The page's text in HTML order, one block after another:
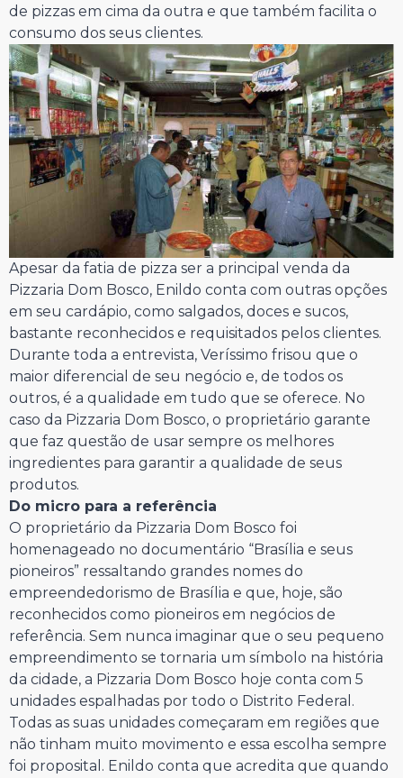
de pizzas em cima da outra e que também facilita o
consumo dos seus clientes.
Apesar da fatia de pizza ser a principal venda da
Pizzaria Dom Bosco, Enildo conta com outras opções
em seu cardápio, como salgados, doces e sucos,
bastante reconhecidos e requisitados pelos clientes.
Durante toda a entrevista, Veríssimo frisou que o
maior diferencial de seu negócio e, de todos os
outros, é a qualidade em tudo que se oferece. No
caso da Pizzaria Dom Bosco, o proprietário garante
que faz questão de usar sempre os melhores
ingredientes para garantir a qualidade de seus
produtos.
Do micro para a referência
O proprietário da Pizzaria Dom Bosco foi
homenageado no documentário “Brasília e seus
pioneiros” ressaltando grandes nomes do
empreendedorismo de Brasília e que, hoje, são
reconhecidos como pioneiros em negócios de
referência. Sem nunca imaginar que o seu pequeno
empreendimento se tornaria um símbolo na história
da cidade, a Pizzaria Dom Bosco hoje conta com 5
unidades espalhadas por todo o Distrito Federal.
Todas as suas unidades começaram em regiões que
não tinham muito movimento e essa escolha sempre
foi proposital. Enildo conta que acredita que quando